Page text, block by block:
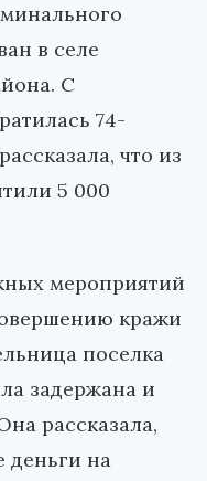
в селе
С
74-
что из
5 000
мероприятий
кражи
поселка
задержана и
рассказала,
деньги на